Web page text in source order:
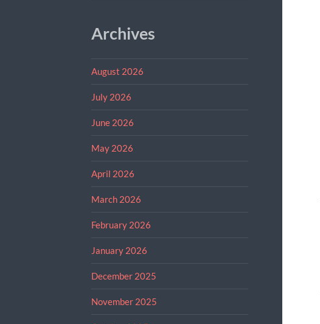
Archives
August 2026
July 2026
June 2026
May 2026
April 2026
March 2026
February 2026
January 2026
December 2025
November 2025